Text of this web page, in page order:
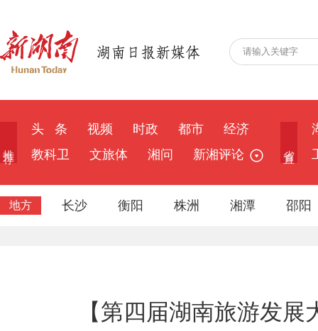
头 条 视频 时政 都市
经济
教科卫
文旅体 湘问 新湘评论
地方 长沙 衡阳 株洲 湘潭 邵阳
【第四届湖南旅游发